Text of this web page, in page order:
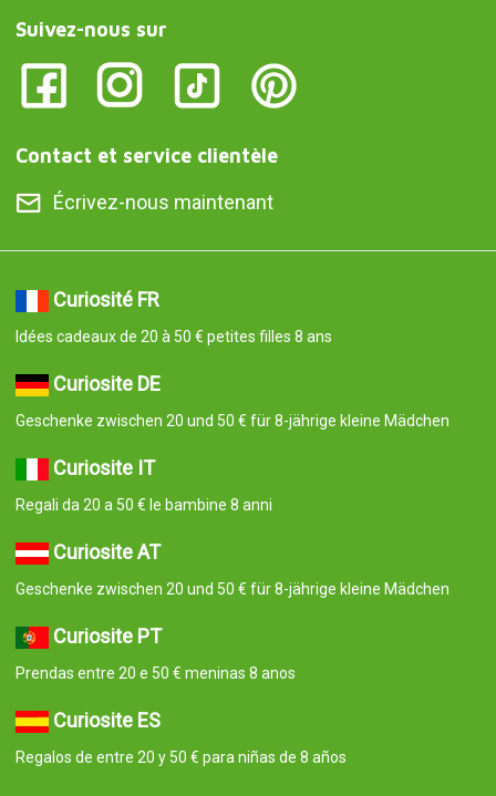
Suivez-nous sur
Contact et service clientèle
Écrivez-nous maintenant
Curiosité FR
Idées cadeaux de 20 à 50 € petites filles 8 ans
Curiosite DE
Geschenke zwischen 20 und 50 € für 8-jährige kleine Mädchen
Curiosite IT
Regali da 20 a 50 € le bambine 8 anni
Curiosite AT
Geschenke zwischen 20 und 50 € für 8-jährige kleine Mädchen
Curiosite PT
Prendas entre 20 e 50 € meninas 8 anos
Curiosite ES
Regalos de entre 20 y 50 € para niñas de 8 años